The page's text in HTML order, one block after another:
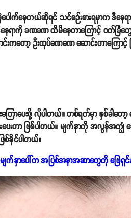
ပေါက်နေတယ်ဆိုရင် သင်စဉ်းစားရမှာက
ရာကို ခဏခဏ ထိမိနေတာကြောင့် ဝက်ခြံတွေ
တော့ ဦးထုပ်ခဏခဏ ဆောင်းတာကြောင့် ဖြ
ြောပေးဖို့ လိုပါတယ်။ တစ်ရက်မှာ နှစ်ခါတ
ာ ဖြစ်ပါတယ်။ မျက်နှာကို အလွန်အကျွံ ဆေး
စ်နိုင်ပါတယ်။
မျက်နှာပေါ်က အပြစ်အနာအဆာတွေကို ဖြေရှ